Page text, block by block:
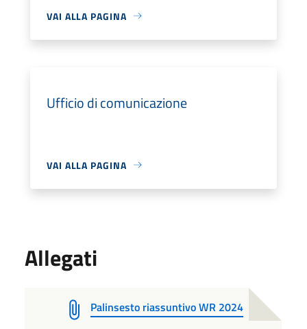
VAI ALLA PAGINA
Ufficio di comunicazione
VAI ALLA PAGINA
Allegati
Palinsesto riassuntivo WR 2024